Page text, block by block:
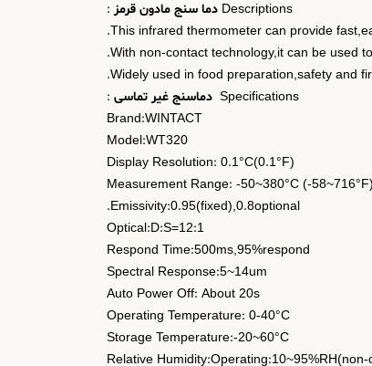
Descriptions دما سنج مادون قرمز :
Specifications دماسنج غیر تماسی :
Brand:WINTACT
Model:WT320
Display Resolution: 0.1°C(0.1°F)
Measurement Range: -50~380°C (-58~716°F)
Emissivity:0.95(fixed),0.8optional.
Optical:D:S=12:1
Respond Time:500ms,95%respond
Spectral Response:5~14um
Auto Power Off: About 20s
Operating Temperature: 0-40°C
Storage Temperature:-20~60°C
Relative